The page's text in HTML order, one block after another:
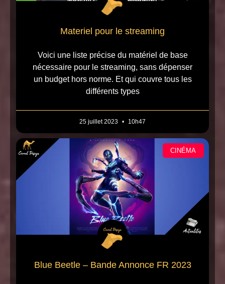
Materiel pour le streaming
Voici une liste précise du matériel de base
nécessaire pour le streaming, sans dépenser
un budget hors norme. Et qui couvre tous les
différents types
25 juillet 2023 10h47
CINÉMA
Blue Beetle – Bande Annonce FR 2023